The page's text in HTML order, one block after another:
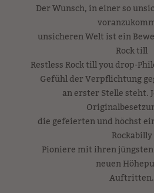
Der Wunsch, in einer so
unsicheren Welt ist ein
Rock till
Restless Rock till you drop-
Gefühl der Verpflichtung
an erster Stelle steht.
die gefeierten und höchst
Rockabilly
Pioniere mit ihren
neuen
Auftritten.